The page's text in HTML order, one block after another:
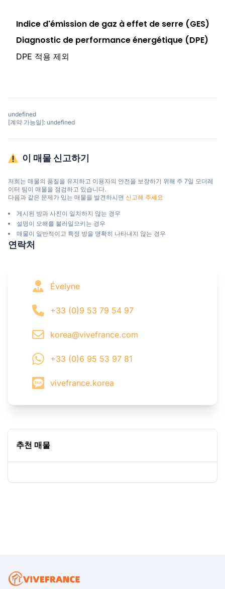
Indice d'émission de gaz à effet de serre (GES)
Diagnostic de performance énergétique (DPE)
DPE 적용 제외
undefined
[계약 가능일]: undefined
이 매물 신고하기
저희는 매물의 품질을 유지하고 이용자의 안전을 보장하기 위해 주 7일 모더레
이터 팀이 매물을 점검하고 있습니다.
다음과 같은 문제가 있는 매물을 발견하시면 신고해 주세요
게시된 방과 사진이 일치하지 않는 경우
설명이 오해를 불러일으키는 경우
매물이 일반적이고 특정 방을 명확히 나타내지 않는 경우
연락처
Évelyne
+33 (0)9 53 79 54 97
korea@vivefrance.com
+33 (0)6 95 53 97 81
vivefrance.korea
추천 매물